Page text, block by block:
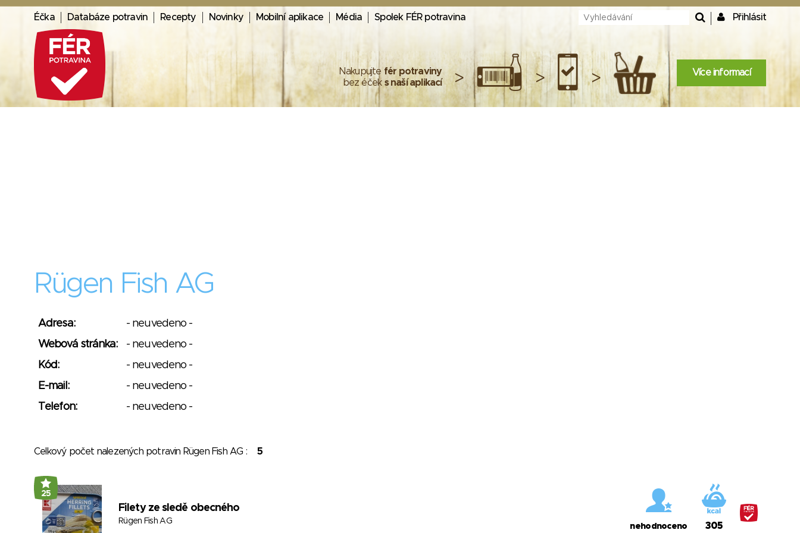
Éčka Databáze potravin Recepty Novinky Mobilní aplikace Média Spolek FÉR potravina Přihlásit
Nakupujte fér potraviny
bez éček s naší aplikací > > > Více informací
Rügen Fish AG
Adresa:
- neuvedeno -
Webová stránka:
- neuvedeno -
Kód:
- neuvedeno -
E-mail:
- neuvedeno -
Telefon:
- neuvedeno -
Celkový počet nalezených potravin Rügen Fish AG : 5
25
Filety ze sledě obecného
Rügen Fish AG
nehodnoceno 305